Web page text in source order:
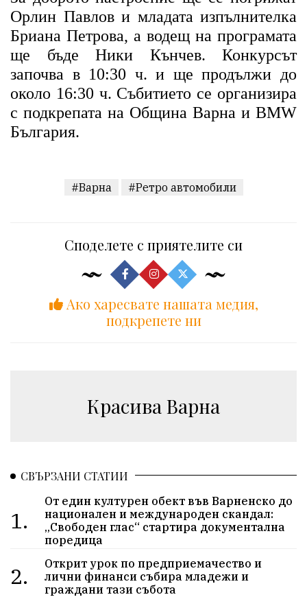
Орлин Павлов и младата изпълнителка
Бриана Петрова, а водещ на програмата
ще бъде Ники Кънчев. Конкурсът
започва в 10:30 ч. и ще продължи до
около 16:30 ч. Събитието се организира
с подкрепата на Община Варна и BMW
България.
#Варна #Ретро автомобили
Споделете с приятелите си
Ако харесвате нашата медия,
подкрепете ни
Красива Варна
СВЪРЗАНИ СТАТИИ
1.
От един културен обект във Варненско до
национален и международен скандал:
„Свободен глас“ стартира документална
поредица
2.
Открит урок по предприемачество и
лични финанси събира младежи и
граждани тази събота